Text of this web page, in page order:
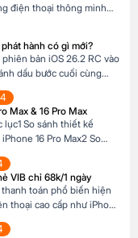
điện thoại thông minh
nhiều người Tại Happy
chọn chương trình trả […]
hành có gì mới?
bản iOS 26.2 RC vào
dấu bước cuối cùng
đến tay người dùng.
cải tiến thú vị, tập trung
người dùng […]
Max & 16 Pro Max
So sánh thiết kế
16 Pro Max2 So
iPhone 15 Pro Max và
control trên iPhone 16
VIB chỉ 68k/1 ngày
toán phổ biến hiện
thoại cao cấp như iPhone
toán một lần. Tại Happy